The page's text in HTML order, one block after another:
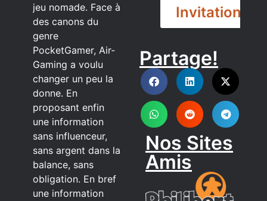
jeu nomade. Face à
des canons du
genre
PocketGamer, Air-
Gaming a voulu
changer un peu la
donne. En
proposant enfin
une information
sans influenceur,
sans argent dans la
balance, sans
obligation. En bref
une information
Invitation
DISCORD
Partage!
Nos Sites
Amis